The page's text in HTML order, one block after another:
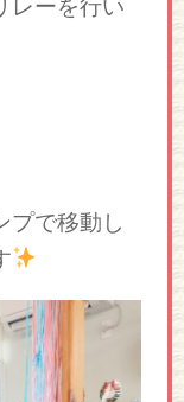
レーを行い
プで移動し